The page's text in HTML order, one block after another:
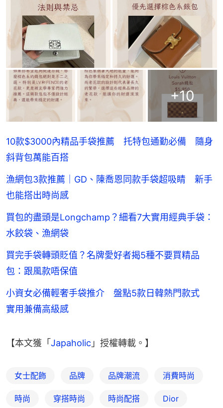
+10
10款$3000內精品手袋推薦 托特包通勤必備 隨身
斜背包萬能百搭
漁網包3款推薦｜GD、陳喬恩同款手袋超吸睛 新手
也能搭出時尚感
買包的盡頭是Longchamp？細看7大實用經典手袋：
水餃袋、漁網袋
買完手袋轉頭貶值？名牌愛好者揭5種不要買精品
包：跟風款唔保值
小資女必備輕奢手袋推介 盤點5款日韓熱門款式
實用兼備高級感
【本文獲「 Japaholic 」授權轉載。】
女士配飾 品牌 品牌潮流 消費時尚
時尚 穿搭時尚 時尚配搭 Dior